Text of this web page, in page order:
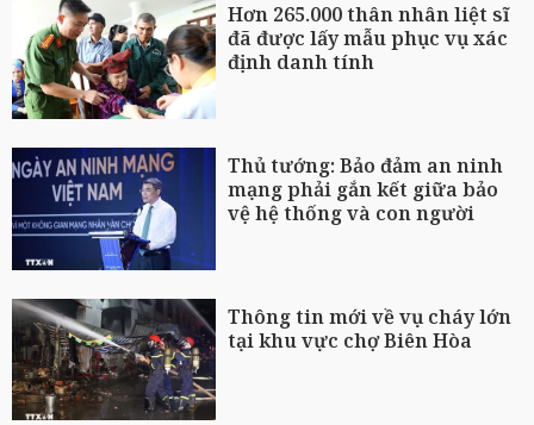
Hơn 265.000 thân nhân liệt sĩ
đã được lấy mẫu phục vụ xác
định danh tính
Thủ tướng: Bảo đảm an ninh
mạng phải gắn kết giữa bảo
vệ hệ thống và con người
Thông tin mới về vụ cháy lớn
tại khu vực chợ Biên Hòa